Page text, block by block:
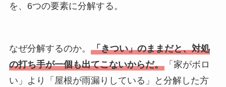
を、6つの要素に分解する。
なぜ分解するのか。 「きつい」のままだと、対処
の打ち手が一個も出てこないからだ。「家がボロ
い」より「屋根が雨漏りしている」と分解した方